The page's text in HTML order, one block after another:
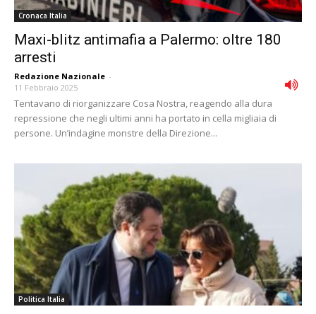
Cronaca Italia
Maxi-blitz antimafia a Palermo: oltre 180
arresti
Redazione Nazionale -
11 Febbraio 2025
Tentavano di riorganizzare Cosa Nostra, reagendo alla dura
repressione che negli ultimi anni ha portato in cella migliaia di
persone. Un’indagine monstre della Direzione...
Politica Italia